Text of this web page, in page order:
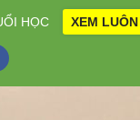
HỌC XEM LUÔN